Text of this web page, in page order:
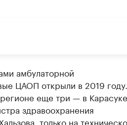
амбулаторной
ЦАОП открыли в 2019
еще три — в Карасуке,
здравоохранения
только на